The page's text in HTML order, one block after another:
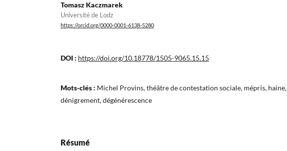
Tomasz Kaczmarek
Université de Lodz
https://orcid.org/0000-0001-6138-5280
DOI : https://doi.org/10.18778/1505-9065.15.15
Mots-clés : Michel Provins, théâtre de contestation sociale, mépris, haine,
dénigrement, dégénérescence
Résumé